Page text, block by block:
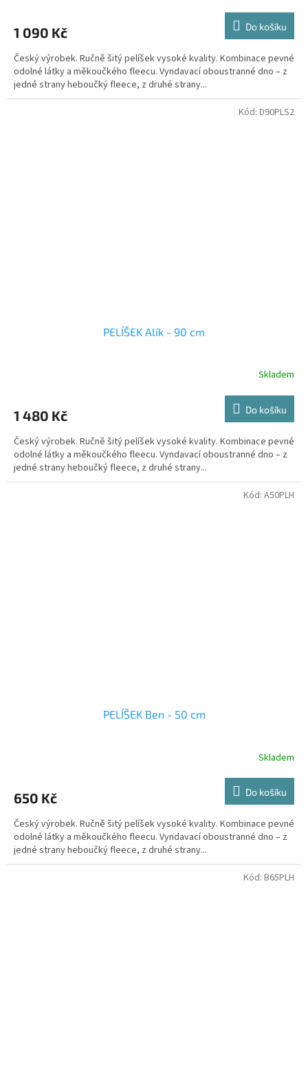
1 090 Kč Do košíku
Český výrobek. Ručně šitý pelíšek vysoké kvality. Kombinace pevné
odolné látky a měkoučkého fleecu. Vyndavací oboustranné dno – z
jedné strany heboučký fleece, z druhé strany...
PELÍŠEK Alík - 90 cm
Skladem
1 480 Kč Do košíku
Český výrobek. Ručně šitý pelíšek vysoké kvality. Kombinace pevné
odolné látky a měkoučkého fleecu. Vyndavací oboustranné dno – z
jedné strany heboučký fleece, z druhé strany...
Kód: D90PLS2
PELÍŠEK Ben - 50 cm
Skladem
650 Kč Do košíku
Český výrobek. Ručně šitý pelíšek vysoké kvality. Kombinace pevné
odolné látky a měkoučkého fleecu. Vyndavací oboustranné dno – z
jedné strany heboučký fleece, z druhé strany...
Kód: A50PLH
Kód: B65PLH